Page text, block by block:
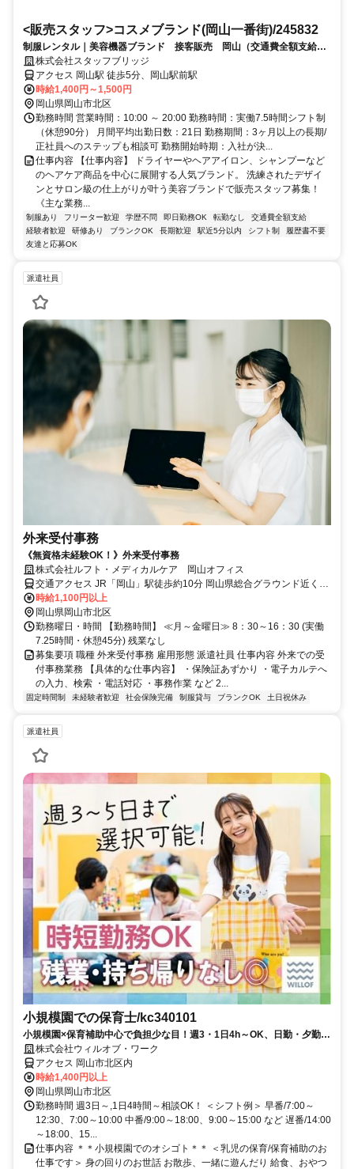
<販売スタッフ>コスメブランド(岡山一番街)/245832
制服レンタル｜美容機器ブランド 接客販売 岡山（交通費全額支給）
ヘアケアアイテム 週5勤務 長期
株式会社スタッフブリッジ
アクセス 岡山駅 徒歩5分、岡山駅前駅
時給1,400円～1,500円
岡山県岡山市北区
勤務時間 営業時間：10:00 ～ 20:00 勤務時間：実働7.5時間シフト制
（休憩90分） 月間平均出勤日数：21日 勤務期間：3ヶ月以上の長期/
正社員へのステップも相談可 勤務開始時期：入社が決...
仕事内容 【仕事内容】 ドライヤーやヘアアイロン、シャンプーなど
のヘアケア商品を中心に展開する人気ブランド。 洗練されたデザイ
ンとサロン級の仕上がりが叶う美容ブランドで販売スタッフ募集！
《主な業務...
制服あり フリーター歓迎 学歴不問 即日勤務OK 転勤なし
交通費全額支給
経験者歓迎
研修あり ブランクOK 長期歓迎 駅近5分以内 シフト制
履歴書不要
友達と応募OK
派遣社員
外来受付事務
《無資格未経験OK！》外来受付事務
株式会社ルフト・メディカルケア 岡山オフィス
交通アクセス JR「岡山」駅徒歩約10分 岡山県総合グラウンド近くの
病院です
時給1,100円以上
岡山県岡山市北区
勤務曜日・時間 【勤務時間】 ≪月～金曜日≫ 8：30～16：30 (実働
7.25時間・休憩45分) 残業なし
募集要項 職種 外来受付事務 雇用形態 派遣社員 仕事内容 外来での受
付事務業務 【具体的な仕事内容】 ・保険証あずかり ・電子カルテへ
の入力、検索 ・電話対応 ・事務作業 など 2...
固定時間制 未経験者歓迎 社会保険完備 制服貸与 ブランクOK 土日祝休み
派遣社員
小規模園での保育士/kc340101
小規模園×保育補助中心で負担少な目！週3・1日4h～OK、日勤・夕勤等
の選択可！ミドル世代も
株式会社ウィルオブ・ワーク
アクセス 岡山市北区内
時給1,400円以上
岡山県岡山市北区
勤務時間 週3日～,1日4時間～相談OK！ ＜シフト例＞ 早番/7:00～
12:30、7:00～10:00 中番/9:00～18:00、9:00～15:00 など 遅番/14:00
～18:00、15...
仕事内容 ＊＊小規模園でのオシゴト＊＊ ＜乳児の保育/保育補助のお
仕事です＞ 身の回りのお世話 お散歩、一緒に遊んだり 給食、おやつ